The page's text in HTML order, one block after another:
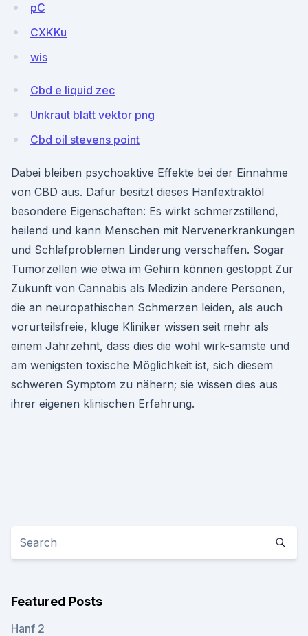
pC
CXKKu
wis
Cbd e liquid zec
Unkraut blatt vektor png
Cbd oil stevens point
Dabei bleiben psychoaktive Effekte bei der Einnahme
von CBD aus. Dafür besitzt dieses Hanfextraktöl
besondere Eigenschaften: Es wirkt schmerzstillend,
heilend und kann Menschen mit Nervenerkrankungen
und Schlafproblemen Linderung verschaffen. Sogar
Tumorzellen wie etwa im Gehirn können gestoppt Zur
Zukunft von Cannabis als Medizin andere Personen,
die an neuropathischen Schmerzen leiden, als auch
vorurteilsfreie, kluge Kliniker wissen seit mehr als
einem Jahrzehnt, dass dies die wohl wirk-samste und
am wenigsten toxische Möglichkeit ist, sich diesem
schweren Symptom zu nähern; sie wissen dies aus
ihrer eigenen klinischen Erfahrung.
Featured Posts
Hanf 2